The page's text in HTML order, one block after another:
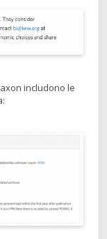
includono le